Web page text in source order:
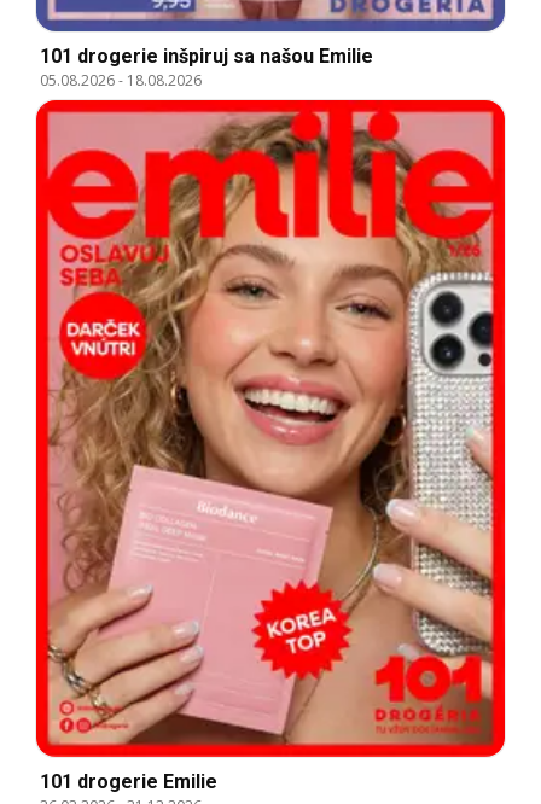
101 drogerie inšpiruj sa našou Emilie
05.08.2026- 18.08.2026
101 drogerie Emilie